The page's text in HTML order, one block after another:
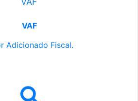
VAF
Adicionado Fiscal.